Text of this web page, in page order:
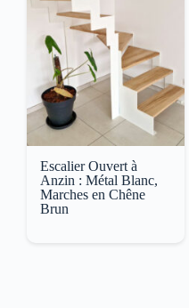
Escalier Ouvert à
Anzin : Métal Blanc,
Marches en Chêne
Brun